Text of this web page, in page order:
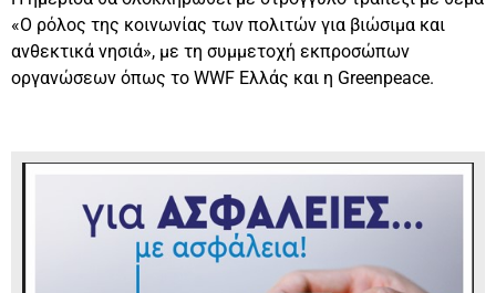
«Ο ρόλος της κοινωνίας των πολιτών για βιώσιμα και
ανθεκτικά νησιά», με τη συμμετοχή εκπροσώπων
οργανώσεων όπως το WWF Ελλάς και η Greenpeace.